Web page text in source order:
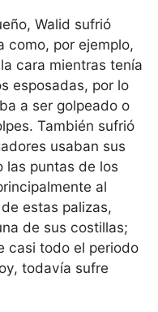
Walid sufrió
como, por ejemplo,
cara mientras tenía
esposadas, por lo
a ser golpeado o
También sufrió
usaban sus
las puntas de los
al
estas palizas,
de sus costillas;
casi todo el periodo
todavía sufre